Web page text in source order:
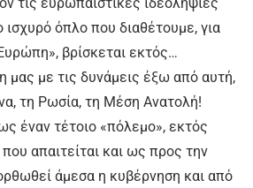
τις ευρωπαϊστικές ιδεοληψίες
ισχυρό όπλο που διαθέτουμε, για
βρίσκεται εκτός…
μας με τις δυνάμεις έξω από αυτή,
τη Ρωσία, τη Μέση Ανατολή!
έναν τέτοιο «πόλεμο», εκτός
απαιτείται και ως προς την
άμεσα η κυβέρνηση και από